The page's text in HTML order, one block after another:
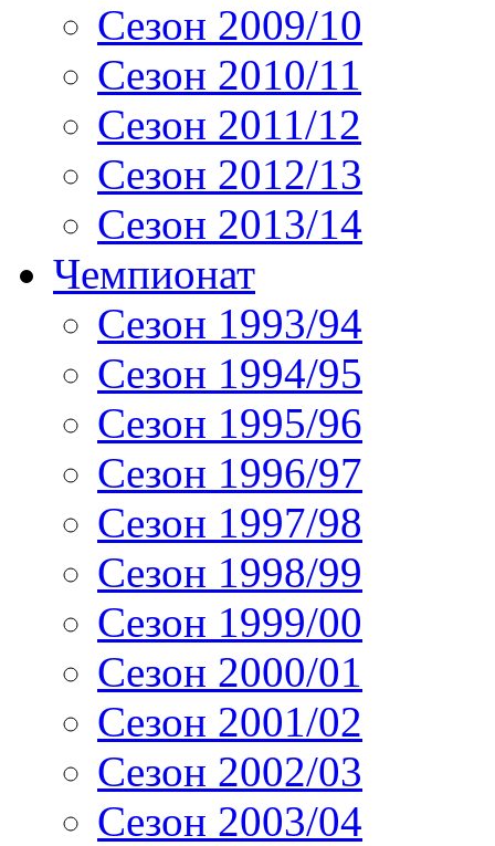
Сезон 2009/10
Сезон 2010/11
Сезон 2011/12
Сезон 2012/13
Сезон 2013/14
Чемпионат
Сезон 1993/94
Сезон 1994/95
Сезон 1995/96
Сезон 1996/97
Сезон 1997/98
Сезон 1998/99
Сезон 1999/00
Сезон 2000/01
Сезон 2001/02
Сезон 2002/03
Сезон 2003/04